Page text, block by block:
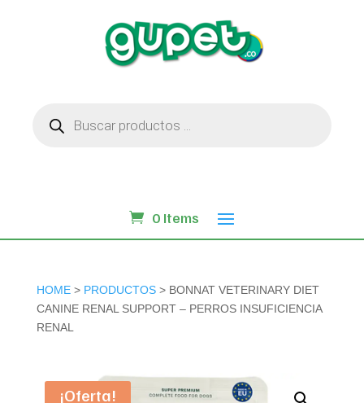
productos
0 Items
HOME> PRODUCTOS> BONNAT VETERINARY DIET
CANINE RENAL SUPPORT – PERROS INSUFICIENCIA
RENAL
¡Oferta!